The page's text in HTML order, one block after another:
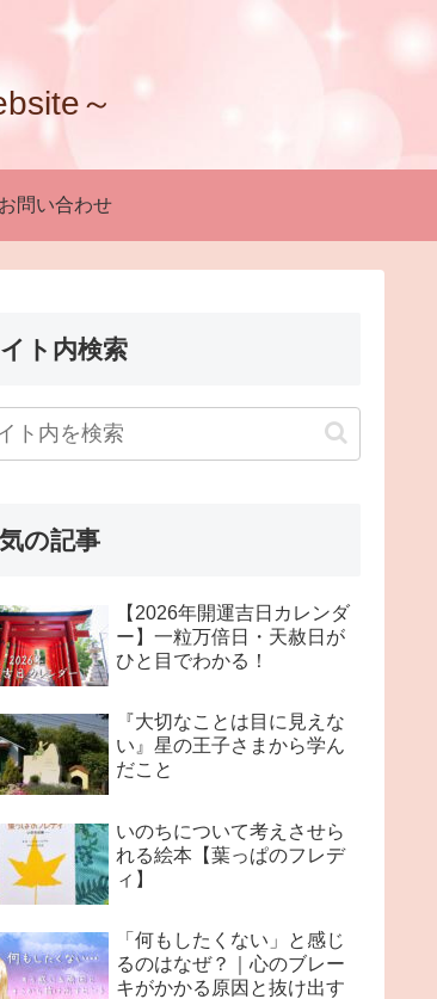
～
お問い合わせ
ト内検索
の記事
【2026年開運吉日カレンダ
ー】一粒万倍日・天赦日が
ひと目でわかる！
『大切なことは目に見えな
い』星の王子さまから学ん
だこと
いのちについて考えさせら
れる絵本【葉っぱのフレデ
ィ】
「何もしたくない」と感じ
るのはなぜ？｜心のブレー
キがかかる原因と抜け出す